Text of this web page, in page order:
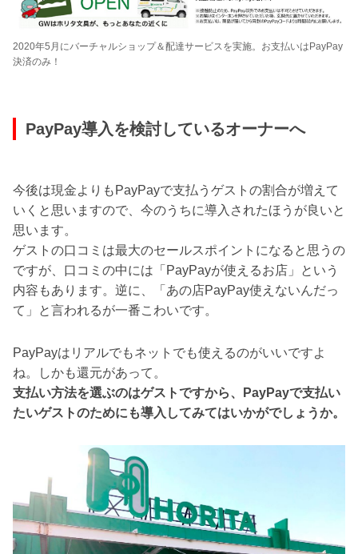
2020年5月にバーチャルショップ＆配達サービスを実施。お支払いはPayPay
決済のみ！
PayPay導入を検討しているオーナーへ
今後は現金よりもPayPayで支払うゲストの割合が増えて
いくと思いますので、今のうちに導入されたほうが良いと
思います。
ゲストの口コミは最大のセールスポイントになると思うの
ですが、口コミの中には「PayPayが使えるお店」という
内容もあります。逆に、「あの店PayPay使えないんだっ
て」と言われるが一番こわいです。
PayPayはリアルでもネットでも使えるのがいいですよ
ね。しかも還元があって。
支払い方法を選ぶのはゲストですから、PayPayで支払い
たいゲストのためにも導入してみてはいかがでしょうか。